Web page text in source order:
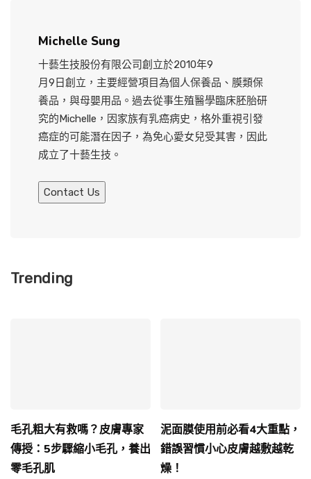
Michelle Sung
十藝生技股份有限公司創立於2010年9
月9日創立，主要經營項目為個人保養品、膜類保
養品，與母嬰用品。過去從事生殖醫學臨床胚胎研
究的Michelle，因家族有乳癌病史，格外重視引發
癌症的可能潛在因子，為免心愛女兒受其害，因此
成立了十藝生技。
Contact Us
Trending
毛孔粗大有救嗎？皮膚專家
傳授：5步驟縮小毛孔，養出
零毛孔肌
泥面膜使用前必看4大重點，
錯誤習慣小心皮膚越敷越乾
燥！